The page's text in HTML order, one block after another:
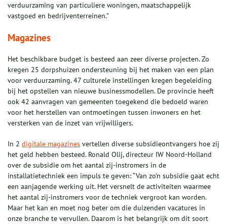
verduurzaming van particuliere woningen, maatschappelijk
vastgoed en bedrijventerreinen.”
Magazines
Het beschikbare budget is besteed aan zeer diverse projecten. Zo
kregen 25 dorpshuizen ondersteuning bij het maken van een plan
voor verduurzaming. 47 culturele instellingen kregen begeleiding
bij het opstellen van nieuwe businessmodellen. De provincie heeft
ook 42 aanvragen van gemeenten toegekend die bedoeld waren
voor het herstellen van ontmoetingen tussen inwoners en het
versterken van de inzet van vrijwilligers.
In 2 digitale magazines vertellen diverse subsidieontvangers hoe zij
het geld hebben besteed. Ronald Olij, directeur IW Noord-Holland
over de subsidie om het aantal zij-instromers in de
installatietechniek een impuls te geven: “Van zo’n subsidie gaat echt
een aanjagende werking uit. Het versnelt de activiteiten waarmee
het aantal zij-instromers voor de techniek vergroot kan worden.
Maar het kan en moet nog beter om die duizenden vacatures in
onze branche te vervullen. Daarom is het belangrijk om dit soort